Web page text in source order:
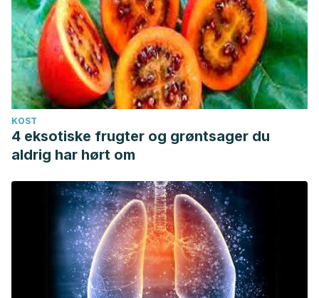
KOST
4 eksotiske frugter og grøntsager du
aldrig har hørt om